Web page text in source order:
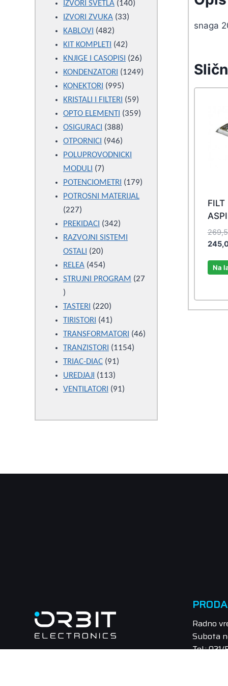
snaga
FILT
Na
products
IZVORI SVETLA 140140
IZVORI ZVUKA 3333
KABLOVI 482482
products
KIT KOMPLETI 4242
products
KNJIGE I CASOPISI 2626
products
KONDENZATORI 12491249
KONEKTORI 995995
products
KRISTALI I FILTERI 5959
products
OPTO ELEMENTI 359359
OSIGURACI 388388
products
OTPORNICI 946946
products
POLUPROVODNICKI
MODULI
77
products
POTENCIOMETRI 179179
POTROSNI MATERIJAL
227227
products
PREKIDACI 342342
products
RAZVOJNI SISTEMI
OSTALI
2020
products
RELEA 454454
products
STRUJNI PROGRAM
27
27
products
TASTERI 220220
products
TIRISTORI 4141
products
TRANSFORMATORI 4646
TRANZISTORI 11541154
TRIAC-DIAC 9191
UREDJAJI 113113
products
VENTILATORI 9191
Radno
Subota
Tel.: 021/